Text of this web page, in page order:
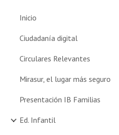
Inicio
Ciudadanía digital
Circulares Relevantes
Mirasur, el lugar más seguro
Presentación IB Familias
Ed. Infantil